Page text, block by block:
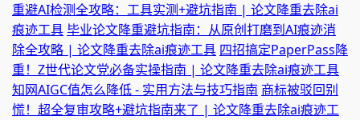
重避AI检测全攻略：工具实测+避坑指南 | 论文降重去除ai
痕迹工具毕业论文降重避坑指南：从原创打磨到AI痕迹消
除全攻略 | 论文降重去除ai痕迹工具 四招搞定PaperPass降
重！Z世代论文党必备实操指南 | 论文降重去除ai痕迹工具
知网AIGC值怎么降低 - 实用方法与技巧指南 商标被驳回别
慌！超全复审攻略+避坑指南来了 | 论文降重去除ai痕迹工